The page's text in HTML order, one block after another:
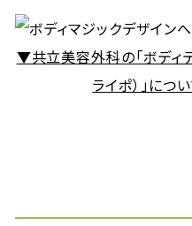
▼共立美容外科の「ボディ
ライポ）」につ